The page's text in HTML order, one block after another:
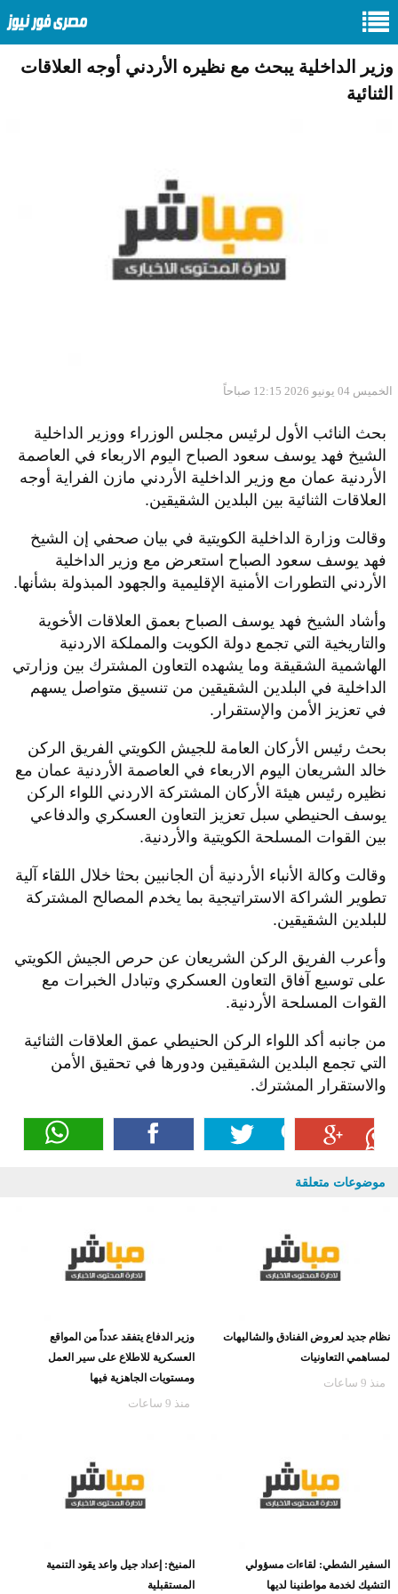
وزير الداخلية يبحث مع نظيره الأردني أوجه العلاقات
الثنائية
الخميس 04 يونيو 2026 12:15 صباحاً
بحث النائب الأول لرئيس مجلس الوزراء ووزير الداخلية
الشيخ فهد يوسف سعود الصباح اليوم الاربعاء في العاصمة
الأردنية عمان مع وزير الداخلية الأردني مازن الفراية أوجه
العلاقات الثنائية بين البلدين الشقيقين.
وقالت وزارة الداخلية الكويتية في بيان صحفي إن الشيخ
فهد يوسف سعود الصباح استعرض مع وزير الداخلية
الأردني التطورات الأمنية الإقليمية والجهود المبذولة بشأنها.
وأشاد الشيخ فهد يوسف الصباح بعمق العلاقات الأخوية
والتاريخية التي تجمع دولة الكويت والمملكة الاردنية
الهاشمية الشقيقة وما يشهده التعاون المشترك بين وزارتي
الداخلية في البلدين الشقيقين من تنسيق متواصل يسهم
في تعزيز الأمن والإستقرار.
بحث رئيس الأركان العامة للجيش الكويتي الفريق الركن
خالد الشريعان اليوم الاربعاء في العاصمة الأردنية عمان مع
نظيره رئيس هيئة الأركان المشتركة الاردني اللواء الركن
يوسف الحنيطي سبل تعزيز التعاون العسكري والدفاعي
بين القوات المسلحة الكويتية والأردنية.
وقالت وكالة الأنباء الأردنية أن الجانبين بحثا خلال اللقاء آلية
تطوير الشراكة الاستراتيجية بما يخدم المصالح المشتركة
للبلدين الشقيقين.
وأعرب الفريق الركن الشريعان عن حرص الجيش الكويتي
على توسيع آفاق التعاون العسكري وتبادل الخبرات مع
القوات المسلحة الأردنية.
من جانبه أكد اللواء الركن الحنيطي عمق العلاقات الثنائية
التي تجمع البلدين الشقيقين ودورها في تحقيق الأمن
والاستقرار المشترك.
موضوعات متعلقة
نظام جديد لعروض الفنادق والشاليهات
لمساهمي التعاونيات
منذ 9 ساعات
وزير الدفاع يتفقد عدداً من المواقع
العسكرية للاطلاع على سير العمل
ومستويات الجاهزية فيها
منذ 9 ساعات
السفير الشطي: لقاءات مسؤولي
التشيك لخدمة مواطنينا لديها
المنيخ: إعداد جيل واعد يقود التنمية
المستقبلية